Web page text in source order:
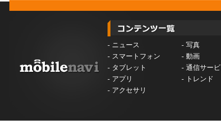
- ニュース - 写真
- スマートフォン - 動画
- タブレット - 通信サー
- アプリ -
トレンド
- アクセサリ